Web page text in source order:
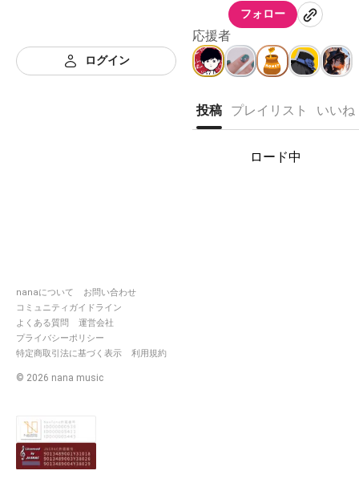
ログイン
nanaについて
お問い合わせ
コミュニティガイドライン
よくある質問
運営会社
プライバシーポリシー
特定商取引法に基づく表示
利用規約
© 2026 nana music
https://nana-
music.com/users/10302347
フォロー
応援者
投稿 プレイリスト いいね
ロード中